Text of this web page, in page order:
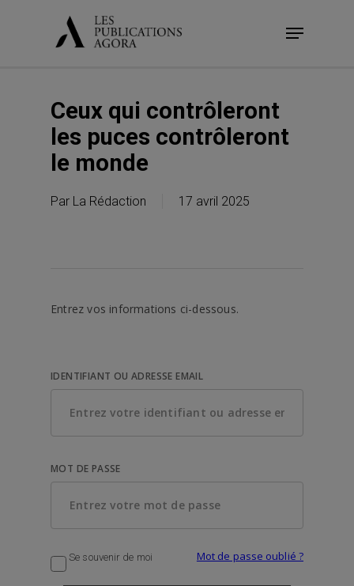
Menu
Ceux qui contrôleront
les puces contrôleront
le monde
Par La Rédaction 17 avril 2025
Entrez vos informations ci-dessous.
IDENTIFIANT OU ADRESSE EMAIL
MOT DE PASSE
Se souvenir de moi Mot de passe oublié ?